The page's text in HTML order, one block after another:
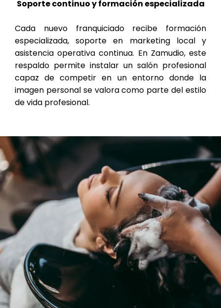
Soporte continuo y formación especializada
Cada nuevo franquiciado recibe formación
especializada, soporte en marketing local y
asistencia operativa continua. En Zamudio, este
respaldo permite instalar un salón profesional
capaz de competir en un entorno donde la
imagen personal se valora como parte del estilo
de vida profesional.